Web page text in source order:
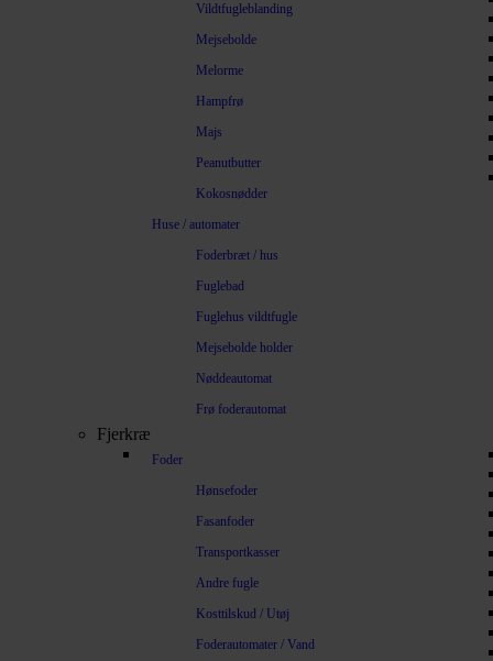
Vildtfugleblanding
Mejsebolde
Melorme
Hampfrø
Majs
Peanutbutter
Kokosnødder
Huse / automater
Foderbræt / hus
Fuglebad
Fuglehus vildtfugle
Mejsebolde holder
Nøddeautomat
Frø foderautomat
Fjerkræ
Foder
Hønsefoder
Fasanfoder
Transportkasser
Andre fugle
Kosttilskud / Utøj
Foderautomater / Vand